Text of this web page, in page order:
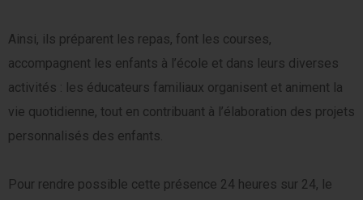
Ainsi, ils préparent les repas, font les courses,
accompagnent les enfants à l’école et dans leurs diverses
activités : les éducateurs familiaux organisent et animent la
vie quotidienne, tout en contribuant à l’élaboration des projets
personnalisés des enfants.
Pour rendre possible cette présence 24 heures sur 24, le